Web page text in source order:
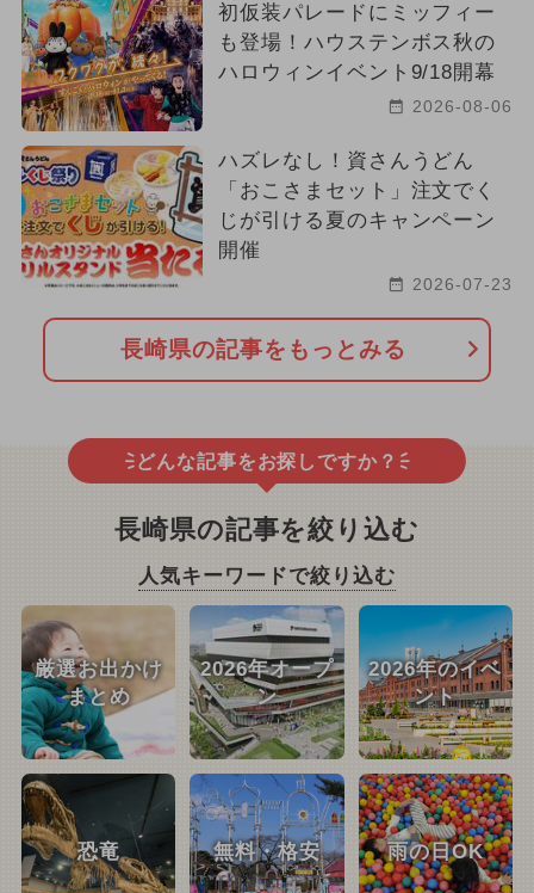
初仮装パレードにミッフィー
も登場！ハウステンボス秋の
ハロウィンイベント9/18開幕
2026-08-06
ハズレなし！資さんうどん
「おこさまセット」注文でく
じが引ける夏のキャンペーン
開催
2026-07-23
長崎県の記事をもっとみる
どんな記事をお探しですか？
長崎県の記事を絞り込む
人気キーワードで絞り込む
厳選お出かけ
まとめ
2026年オープ
ン
2026年のイベ
ント
恐竜 無料・格安 雨の日OK